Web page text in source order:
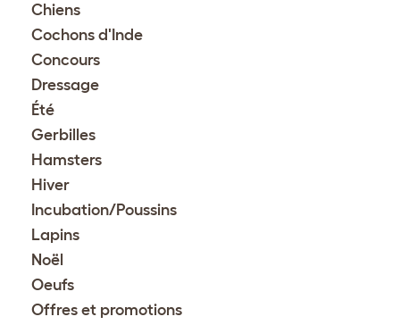
Chiens
Cochons d'Inde
Concours
Dressage
Été
Gerbilles
Hamsters
Hiver
Incubation/Poussins
Lapins
Noël
Oeufs
Offres et promotions